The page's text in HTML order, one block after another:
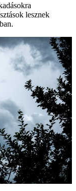
lesznek